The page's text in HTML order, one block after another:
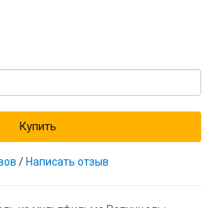
Купить
/ Написать отзыв